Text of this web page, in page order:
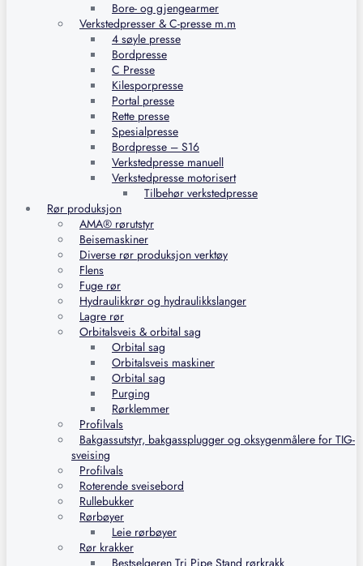
Bore- og gjengearmer
Verkstedpresser & C-presse m.m
4 søyle presse
Bordpresse
C Presse
Kilesporpresse
Portal presse
Rette presse
Spesialpresse
Bordpresse – S16
Verkstedpresse manuell
Verkstedpresse motorisert
Tilbehør verkstedpresse
Rør produksjon
AMA® rørutstyr
Beisemaskiner
Diverse rør produksjon verktøy
Flens
Fuge rør
Hydraulikkrør og hydraulikkslanger
Lagre rør
Orbitalsveis & orbital sag
Orbital sag
Orbitalsveis maskiner
Orbital sag
Purging
Rørklemmer
Profilvals
Bakgassutstyr, bakgassplugger og oksygenmålere for TIG-
sveising
Profilvals
Roterende sveisebord
Rullebukker
Rørbøyer
Leie rørbøyer
Rør krakker
Bestselgeren Tri Pipe Stand rørkrakk